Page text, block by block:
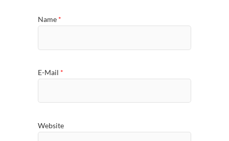
Name *
E-Mail *
Website